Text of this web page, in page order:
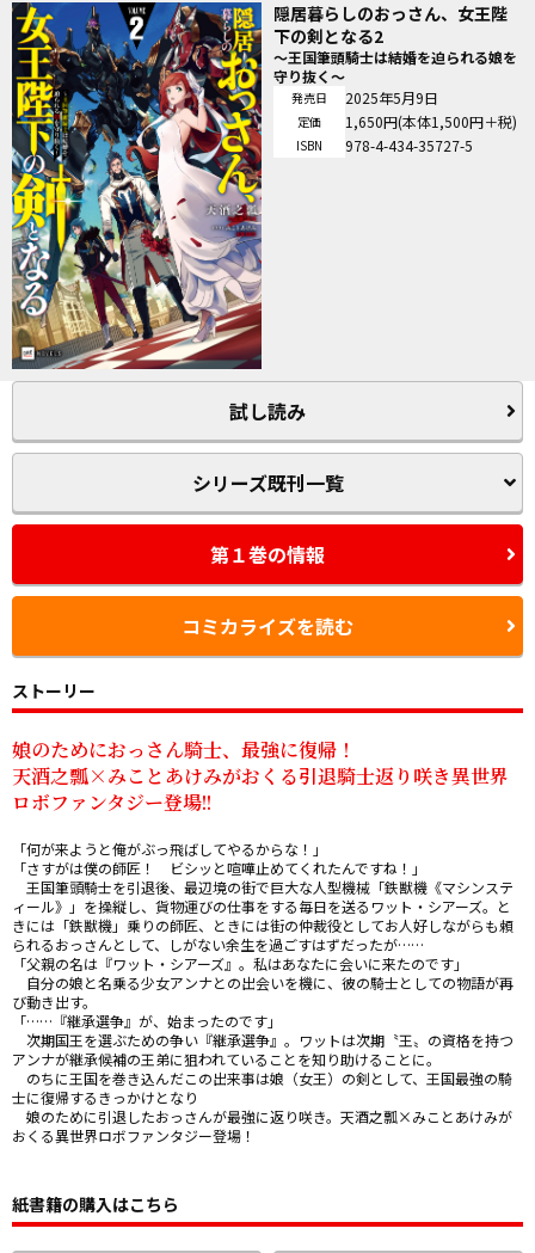
隠居暮らしのおっさん、女王陛
下の剣となる2
～王国筆頭騎士は結婚を迫られる娘を
守り抜く～
発売日 2025年5月9日
定価 1,650円(本体1,500円＋税)
ISBN 978-4-434-35727-5
試し読み
シリーズ既刊一覧
第１巻の情報
コミカライズを読む
ストーリー
娘のためにおっさん騎士、最強に復帰！
天酒之瓢×みことあけみがおくる引退騎士返り咲き異世界
ロボファンタジー登場!!
「何が来ようと俺がぶっ飛ばしてやるからな！」
「さすがは僕の師匠！　ビシッと喧嘩止めてくれたんですね！」
王国筆頭騎士を引退後、最辺境の街で巨大な人型機械「鉄獣機《マシンステ
ィール》」を操縦し、貨物運びの仕事をする毎日を送るワット・シアーズ。と
きには「鉄獣機」乗りの師匠、ときには街の仲裁役としてお人好しながらも頼
られるおっさんとして、しがない余生を過ごすはずだったが……
「父親の名は『ワット・シアーズ』。私はあなたに会いに来たのです」
自分の娘と名乗る少女アンナとの出会いを機に、彼の騎士としての物語が再
び動き出す。
「……『継承選争』が、始まったのです」
次期国王を選ぶための争い『継承選争』。ワットは次期〝王〟の資格を持つ
アンナが継承候補の王弟に狙われていることを知り助けることに。
のちに王国を巻き込んだこの出来事は娘（女王）の剣として、王国最強の騎
士に復帰するきっかけとなり――
娘のために引退したおっさんが最強に返り咲き。天酒之瓢×みことあけみが
おくる異世界ロボファンタジー登場！
紙書籍の購入はこちら